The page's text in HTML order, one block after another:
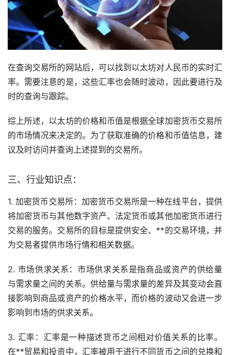
在查询交易所的网站后，可以找到以太坊对人民币的实时汇
率。需要注意的是，这些汇率也会随时波动，因此要进行及
时的查询与跟踪。
综上所述，以太坊的价格和币值是根据全球加密货币交易所
的市场情况来决定的。为了获取准确的价格和币值信息，建
议及时访问并查询上述提到的交易所。
三、行业知识点：
1. 加密货币交易所：加密货币交易所是一种在线平台，提供
将加密货币与其他数字资产、法定货币或其他加密货币进行
交易的服务。交易所的目标是提供安全、**的交易环境，并
为交易者提供市场行情和相关数据。
2. 市场供求关系：市场供求关系是指商品或资产的供给量
与需求量之间的关系。供给量与需求量的差异及其变动会直
接影响到商品或资产的价格水平，而价格的波动又会进一步
影响到市场的供求关系。
3. 汇率：汇率是一种描述货币之间相对价值关系的比率。
在**贸易和投资中，汇率被用于进行不同货币之间的兑换和